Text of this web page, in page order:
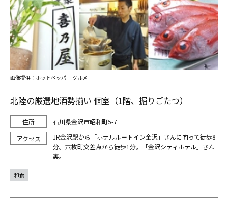
北陸の厳選地酒勢揃い 個室（1階、掘りごたつ）
石川県金沢市昭和町5-7
JR金沢駅から「ホテルルートイン金沢」さんに向って徒歩8
分。六枚町交差点から徒歩1分。「金沢シティホテル」さん
裏。
画像提供：ホットペッパー グルメ
和食